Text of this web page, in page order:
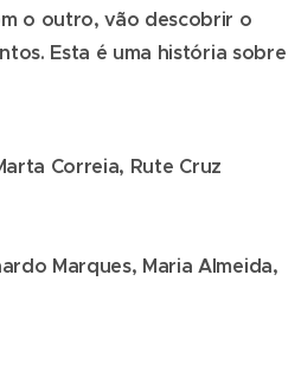
o outro, vão descobrir o
Esta é uma história sobre
Correia, Rute Cruz
Marques, Maria Almeida,